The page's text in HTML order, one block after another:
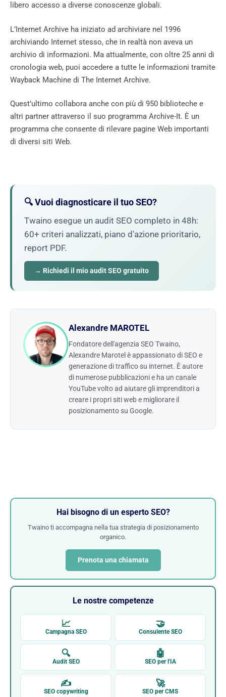
libero accesso a diverse conoscenze globali.
L’Internet Archive ha iniziato ad archiviare nel 1996
archiviando Internet stesso, che in realtà non aveva un
archivio di informazioni. Ma attualmente, con oltre 25 anni di
cronologia web, puoi accedere a tutte le informazioni tramite
Wayback Machine di The Internet Archive.
Quest’ultimo collabora anche con più di 950 biblioteche e
altri partner attraverso il suo programma Archive-It. È un
programma che consente di rilevare pagine Web importanti
di diversi siti Web.
🔍 Vuoi diagnosticare il tuo SEO?
Twaino esegue un audit SEO completo in 48h:
60+ criteri analizzati, piano d'azione prioritario,
report PDF.
→ Richiedi il mio audit SEO gratuito
Alexandre MAROTEL
Fondatore dell'agenzia SEO Twaino,
Alexandre Marotel è appassionato di SEO e
generazione di traffico su internet. È autore
di numerose pubblicazioni e ha un canale
YouTube volto ad aiutare gli imprenditori a
creare i propri siti web e migliorare il
posizionamento su Google.
Hai bisogno di un esperto SEO?
Twaino ti accompagna nella tua strategia di posizionamento
organico.
Prenota una chiamata
Le nostre competenze
📈
Campagna SEO
🤝
Consulente SEO
🔍
Audit SEO
🤖
SEO per l'IA
✍
SEO copywriting
🚀
SEO per CMS